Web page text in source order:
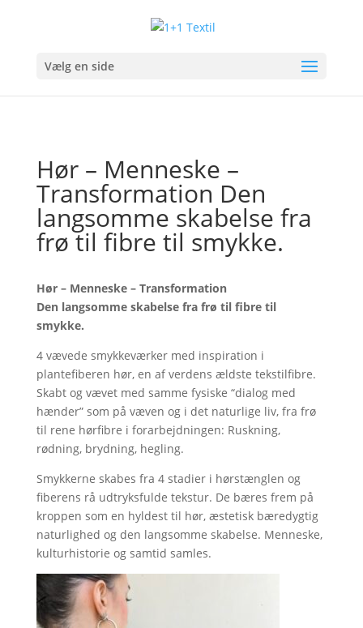
Vælg en side
Hør – Menneske –
Transformation Den
langsomme skabelse fra
frø til fibre til smykke.
Hør – Menneske – Transformation
Den langsomme skabelse fra frø til fibre til
smykke.
4 vævede smykkeværker med inspiration i
plantefiberen hør, en af verdens ældste tekstilfibre.
Skabt og vævet med samme fysiske “dialog med
hænder” som på væven og i det naturlige liv, fra frø
til rene hørfibre i forarbejdningen: Ruskning,
rødning, brydning, hegling.
Smykkerne skabes fra 4 stadier i hørstænglen og
fiberens rå udtryksfulde tekstur. De bæres frem på
kroppen som en hyldest til hør, æstetisk bæredygtig
naturlighed og den langsomme skabelse. Menneske,
kulturhistorie og samtid samles.